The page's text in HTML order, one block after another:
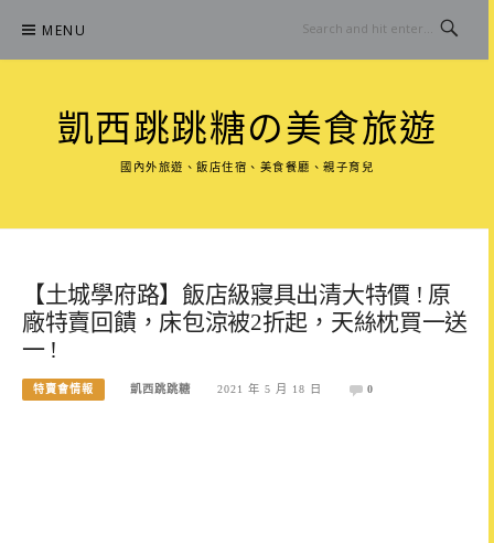
content
MENU
凱西跳跳糖の美食旅遊
國內外旅遊、飯店住宿、美食餐廳、親子育兒
【土城學府路】飯店級寢具出清大特價 ! 原
廠特賣回饋，床包涼被2折起，天絲枕買一送
一 !
特賣會情報 凱西跳跳糖 2021 年 5 月 18 日 0